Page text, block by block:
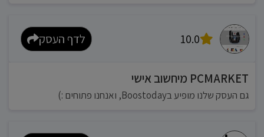
10.0 לדף העסק
PCMARKET מיחשוב אישי
גם העסק שלנו מופיע בBoostoday, ואנחנו פתוחים :)